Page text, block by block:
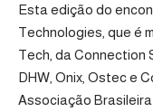
Esta edição do
Technologies, que é
Tech, da Connection
DHW, Onix, Ostec e
Associação